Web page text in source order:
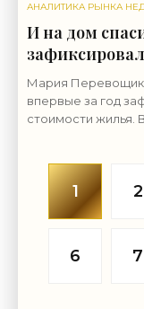
АНАЛИТИКА РЫНКА
И на дом
«Аналитика
Мария
впервые за год
стоимости жилья.
1 2
6 7